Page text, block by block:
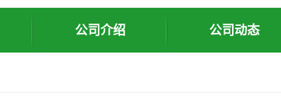
公司介绍 公司动态